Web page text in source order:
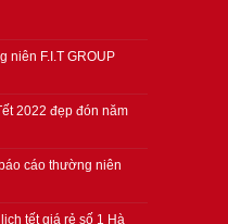
niên F.I.T GROUP
2022 đẹp đón năm
cáo thường niên
tết giá rẻ số 1 Hà